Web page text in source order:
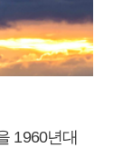
1960년대